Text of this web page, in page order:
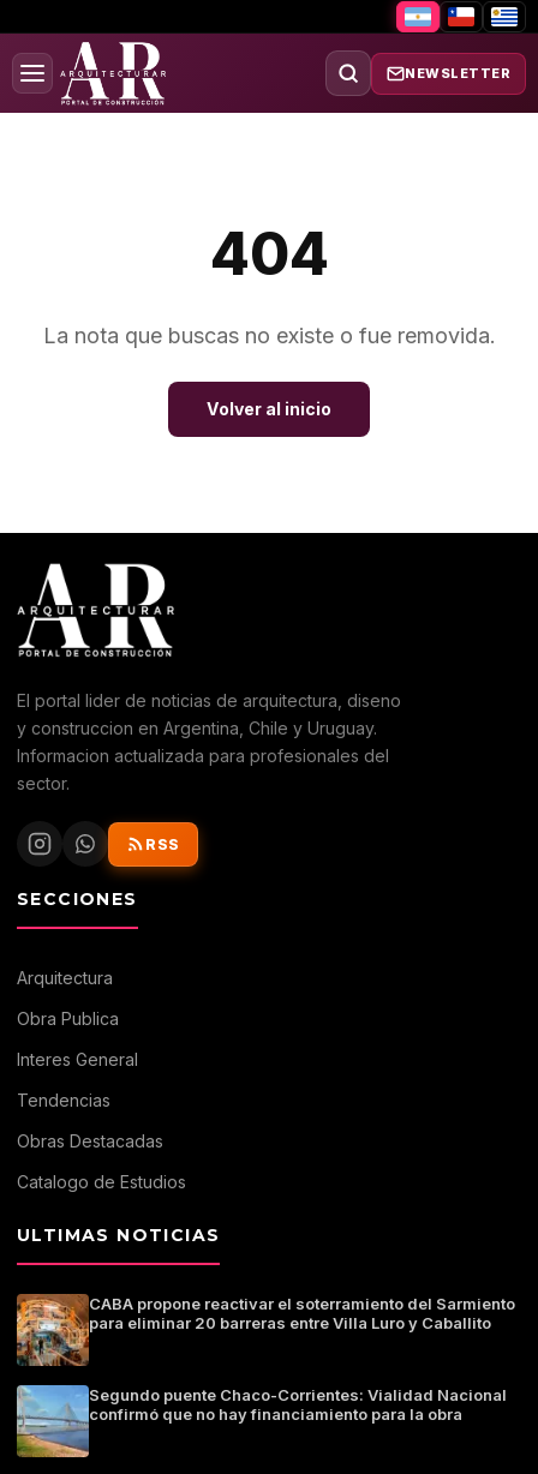
NEWSLETTER
404
La nota que buscas no existe o fue removida.
Volver al inicio
El portal lider de noticias de arquitectura, diseno
y construccion en Argentina, Chile y Uruguay.
Informacion actualizada para profesionales del
sector.
RSS
SECCIONES
Arquitectura
Obra Publica
Interes General
Tendencias
Obras Destacadas
Catalogo de Estudios
ULTIMAS NOTICIAS
CABA propone reactivar el soterramiento del Sarmiento
para eliminar 20 barreras entre Villa Luro y Caballito
Segundo puente Chaco-Corrientes: Vialidad Nacional
confirmó que no hay financiamiento para la obra